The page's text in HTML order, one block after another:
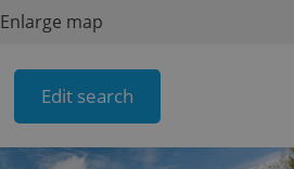
Enlarge map
Edit search